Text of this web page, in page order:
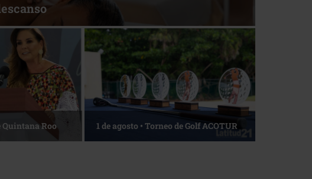
la competitividad
La esencia del servicio